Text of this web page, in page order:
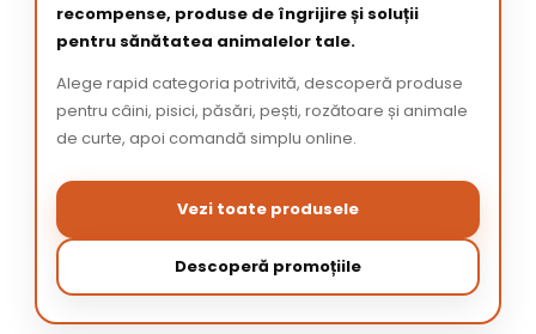
recompense, produse de îngrijire și soluții
pentru sănătatea animalelor tale.
Alege rapid categoria potrivită, descoperă produse
pentru câini, pisici, păsări, pești, rozătoare și animale
de curte, apoi comandă simplu online.
Vezi toate produsele
Descoperă promoțiile